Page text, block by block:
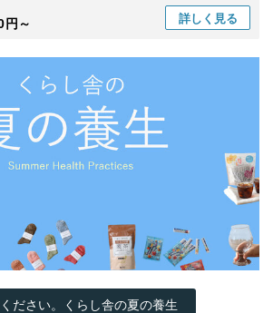
円～
詳しく 見る
ださい。くらし舎の夏の養生